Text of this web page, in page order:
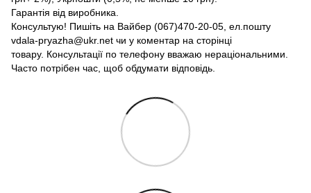
Гарантія від виробника.
Консультую! Пишіть на Вайбер (067)470-20-05, ел.пошту
vdala-pryazha@ukr.net чи у коментар на сторінці
товару. Консультації по телефону вважаю нераціональними.
Часто потрібен час, щоб обдумати відповідь.